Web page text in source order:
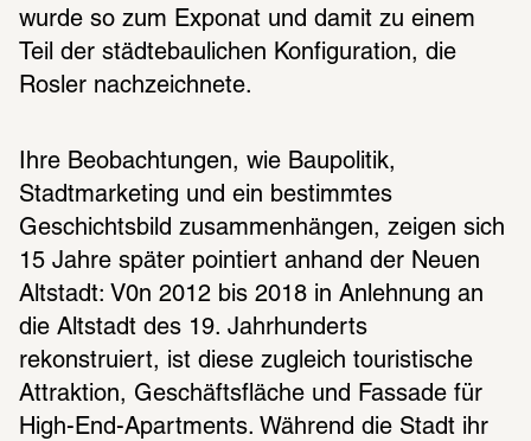
wurde so zum Exponat und damit zu einem
Teil der städtebaulichen Konfiguration, die
Rosler nachzeichnete.
Ihre Beobachtungen, wie Baupolitik,
Stadtmarketing und ein bestimmtes
Geschichtsbild zusammenhängen, zeigen sich
15 Jahre später pointiert anhand der Neuen
Altstadt: V0n 2012 bis 2018 in Anlehnung an
die Altstadt des 19. Jahrhunderts
rekonstruiert, ist diese zugleich touristische
Attraktion, Geschäftsfläche und Fassade für
High-End-Apartments. Während die Stadt ihr